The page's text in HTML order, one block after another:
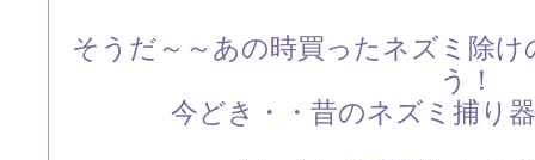
そうだ～～あの時買ったネズミ除
う！
今どき・・昔のネズミ捕り